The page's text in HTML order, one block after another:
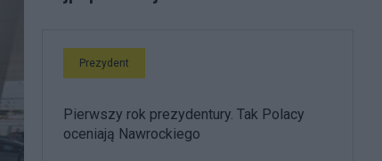
Prezydent
Pierwszy rok prezydentury. Tak Polacy
oceniają Nawrockiego